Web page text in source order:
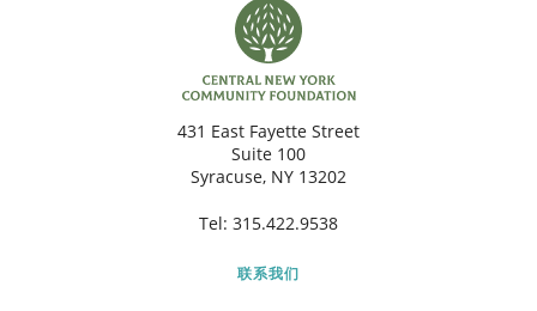
431 East Fayette Street
Suite 100
Syracuse, NY 13202
Tel: 315.422.9538
联系我们